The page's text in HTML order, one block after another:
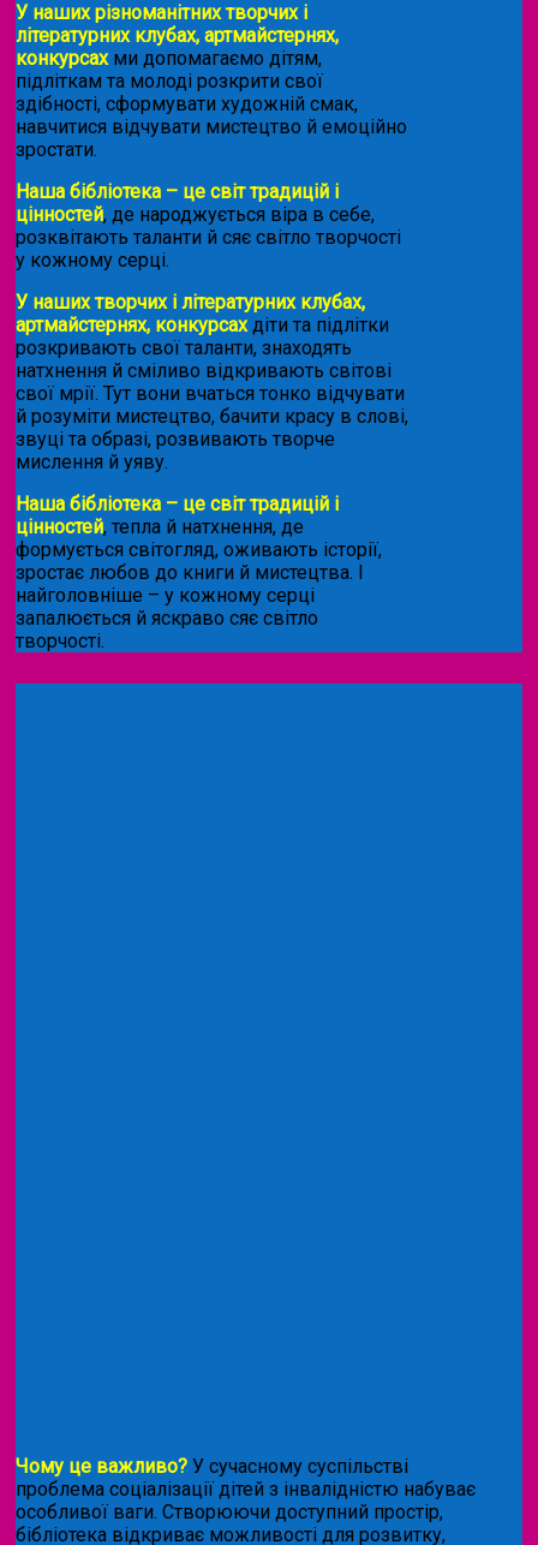
У наших різноманітних творчих і
літературних клубах, артмайстернях,
конкурсахми допомагаємо дітям,
підліткам та молоді розкрити свої
здібності, сформувати художній смак,
навчитися відчувати мистецтво й емоційно
зростати.
Наша бібліотека – це світ традицій і
цінностей, де народжується віра в себе,
розквітають таланти й сяє світло творчості
у кожному серці.
У наших творчих і літературних клубах,
артмайстернях, конкурсахдіти та підлітки
розкривають свої таланти, знаходять
натхнення й сміливо відкривають світові
свої мрії. Тут вони вчаться тонко відчувати
й розуміти мистецтво, бачити красу в слові,
звуці та образі, розвивають творче
мислення й уяву.
Наша бібліотека – це світ традицій і
цінностей, тепла й натхнення, де
формується світогляд, оживають історії,
зростає любов до книги й мистецтва. І
найголовніше – у кожному серці
запалюється й яскраво сяє світло
творчості.
Чому це важливо? У сучасному суспільстві
проблема соціалізації дітей з інвалідністю набуває
особливої ваги. Створюючи доступний простір,
бібліотека відкриває можливості для розвитку,